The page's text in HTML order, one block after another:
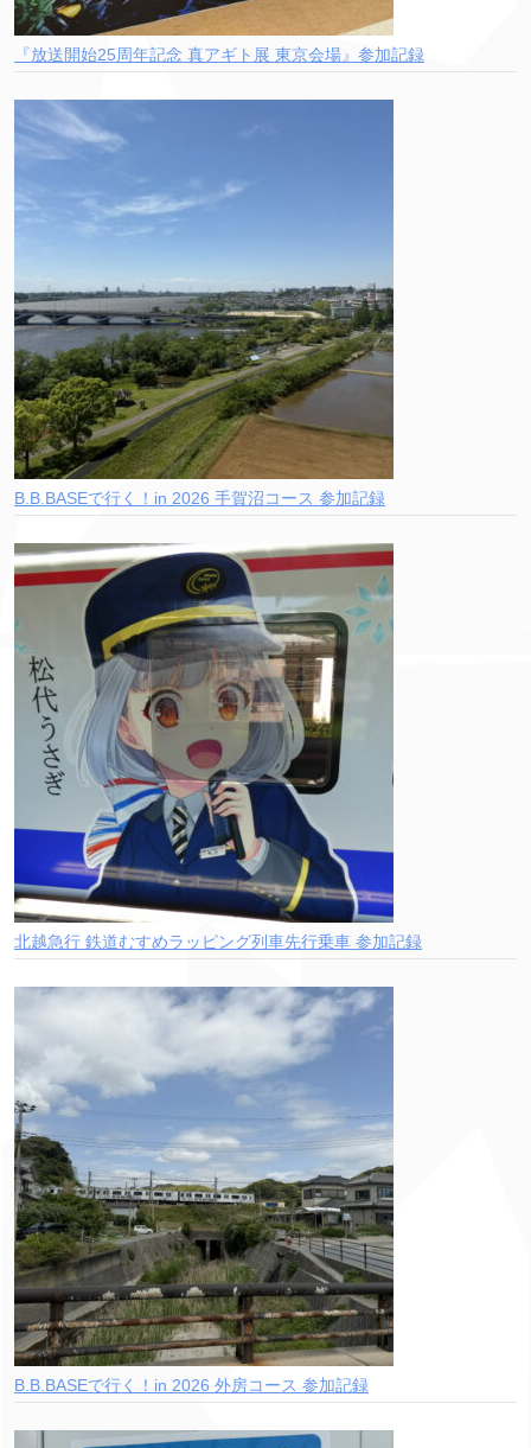
『放送開始25周年記念 真アギト展 東京会場』参加記録
B.B.BASEで行く！in 2026 手賀沼コース 参加記録
北越急行 鉄道むすめラッピング列車先行乗車 参加記録
B.B.BASEで行く！in 2026 外房コース 参加記録